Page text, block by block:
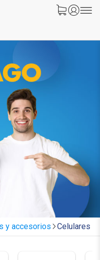
y accesorios Celulares